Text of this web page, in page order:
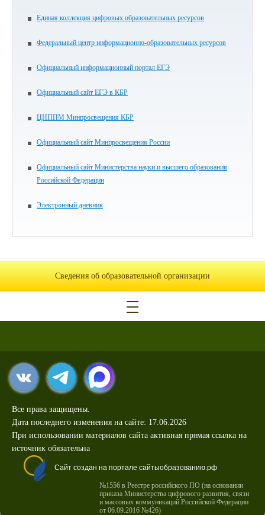
Единая коллекция цифровых образовательных ресурсов
Федеральный центр информационно-образовательных ресурсов
Официальный информационный портал ЕГЭ
Официальный сайт ЕГЭ в КБР
ЦНППМ Минпросвещения КБР
Официальный сайт Минпросвещения России
Официальный сайт Министерства науки и высшего образования
Российской Федерации
Электронный дневник
Сведения об образовательной организации
Все права защищены.
Дата последнего изменения на сайте: 17.06.2026
При использовании материалов сайта активная прямая ссылка на
источник обязательна
Сайт создан на портале сайтыобразованию.рф
№1556 в Реестре российского ПО (на основании
приказа Министерства цифрового развития, связи
и массовых коммуникаций Российской Федерации
от 06.09.2016 №426)